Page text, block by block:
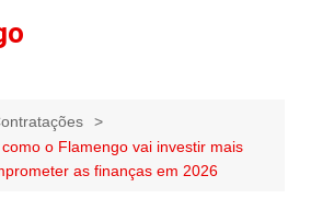
o Flamengo vai investir mais
as finanças em 2026